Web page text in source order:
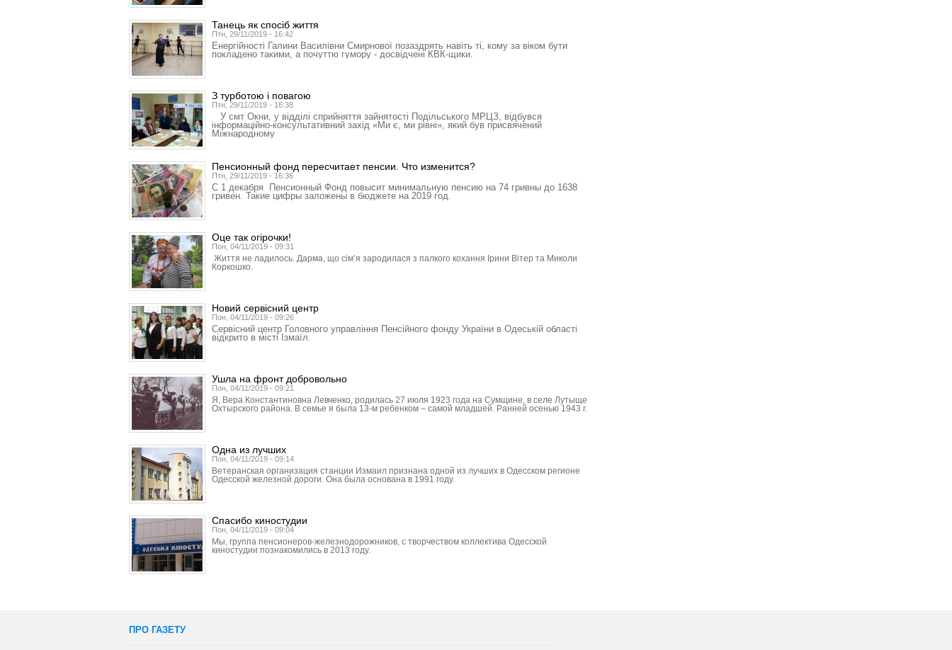
Танець як спосіб життя
Птн, 29/11/2019 - 16:42
Енергійності Галини Василівни Смирнової позаздрять навіть ті, кому за віком бути
покладено такими, а почуттю гумору - досвідчені КВК-щики.
З турботою і повагою
Птн, 29/11/2019 - 16:38
У смт Окни, у відділі сприйняття зайнятості Подільського МРЦЗ, відбувся
інформаційно-консультативний захід «Ми є, ми рівні», який був присвячений
Міжнародному
Пенсионный фонд пересчитает пенсии. Что изменится?
Птн, 29/11/2019 - 16:36
С 1 декабря Пенсионный Фонд повысит минимальную пенсию на 74 гривны до 1638
гривен. Такие цифры заложены в бюджете на 2019 год.
Оце так огірочки!
Пон, 04/11/2019 - 09:31
Життя не ладилось. Дарма, що сім’я зародилася з палкого кохання Ірини Вітер та Миколи
Коркошко.
Новий сервісний центр
Пон, 04/11/2019 - 09:26
Сервісний центр Головного управління Пенсійного фонду України в Одеській області
відкрито в місті Ізмаїл.
Ушла на фронт добровольно
Пон, 04/11/2019 - 09:21
Я, Вера Константиновна Левченко, родилась 27 июля 1923 года на Сумщине, в селе Лутыще
Охтырского района. В семье я была 13-м ребенком – самой младшей. Ранней осенью 1943 г.
Одна из лучших
Пон, 04/11/2019 - 09:14
Ветеранская организация станции Измаил признана одной из лучших в Одесском регионе
Одесской железной дороги. Она была основана в 1991 году.
Спасибо киностудии
Пон, 04/11/2019 - 09:04
Мы, группа пенсионеров-железнодорожников, с творчеством коллектива Одесской
киностудии познакомились в 2013 году.
ПРО ГАЗЕТУ